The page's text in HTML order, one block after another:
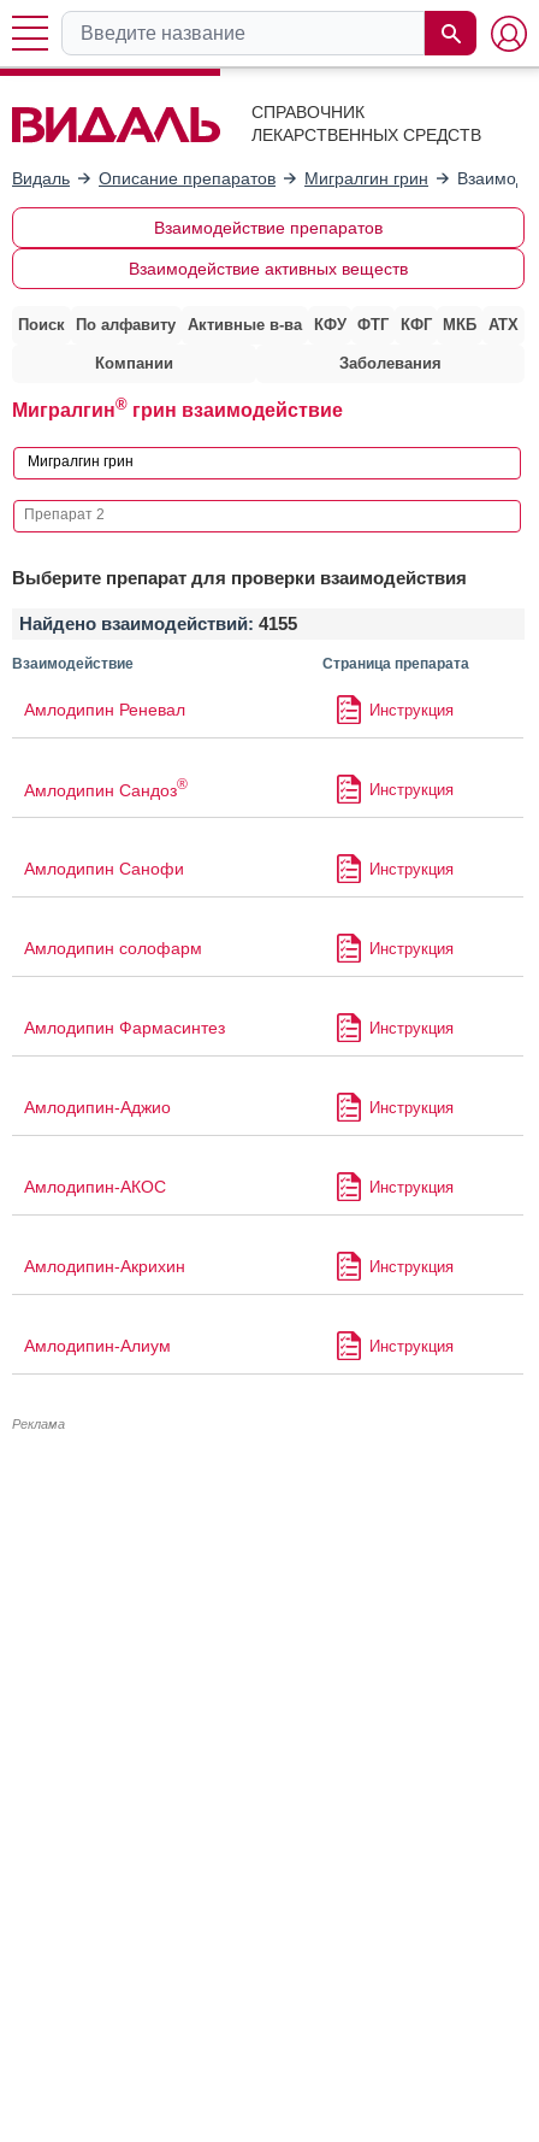
СПРАВОЧНИК
ЛЕКАРСТВЕННЫХ СРЕДСТВ
Видаль Описание препаратов Мигралгин грин
Взаимодействие препаратов
Взаимодействие активных веществ
Поиск По алфавиту Активные в-ва КФУ ФТГ КФГ МКБ АТХ
Компании Заболевания
Мигралгин® грин взаимодействие
Выберите препарат для проверки взаимодействия
Найдено взаимодействий: 4155
Взаимодействие Страница препарата
Амлодипин Реневал Инструкция
Амлодипин Сандоз® Инструкция
Амлодипин Санофи Инструкция
Амлодипин солофарм Инструкция
Амлодипин Фармасинтез Инструкция
Амлодипин-Аджио Инструкция
Амлодипин-АКОС Инструкция
Амлодипин-Акрихин Инструкция
Амлодипин-Алиум Инструкция
Реклама